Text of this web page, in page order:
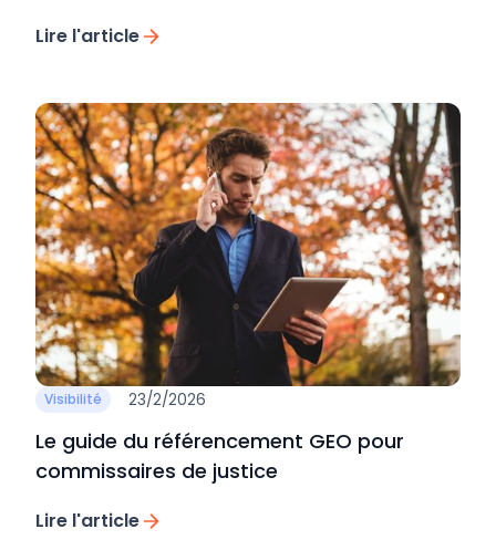
Lire l'article
Visibilité 23/2/2026
Le guide du référencement GEO pour
commissaires de justice
Lire l'article